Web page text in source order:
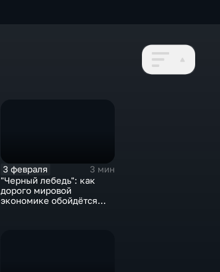
3 февраля
3 мин
"Черный лебедь": как
дорого мировой
экономике обойдётся